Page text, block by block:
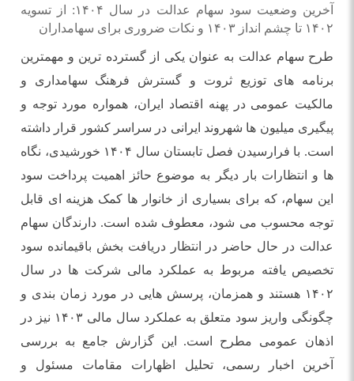
آخرین وضعیت سود سهام عدالت در سال ۱۴۰۴: از تسویه
۱۴۰۲ تا چشم انداز ۱۴۰۳ و نکات ضروری برای سهامداران
طرح سهام عدالت به عنوان یکی از گسترده ترین و مهمترین
برنامه های توزیع ثروت و گسترش فرهنگ سهامداری و
مالکیت عمومی در پهنه اقتصاد ایران، همواره مورد توجه و
پیگیری میلیون ها شهروند ایرانی در سراسر کشور قرار داشته
است. با فرارسیدن فصل تابستان سال ۱۴۰۴ خورشیدی، نگاه
ها و انتظارات بار دیگر به موضوع حائز اهمیت پرداخت سود
این سهام، که برای بسیاری از خانوار ها کمک هزینه ای قابل
توجه محسوب می شود، معطوف شده است. دارندگان سهام
عدالت در حال حاضر در انتظار دریافت بخش باقیمانده سود
تخصیص یافته مربوط به عملکرد مالی شرکت ها در سال
۱۴۰۲ هستند و همزمان، پرسش هایی در مورد زمان بندی و
چگونگی واریز سود متعلق به عملکرد سال مالی ۱۴۰۳ نیز در
اذهان عمومی مطرح است. این گزارش جامع به بررسی
آخرین اخبار رسمی، تحلیل اظهارات مقامات مسئول و